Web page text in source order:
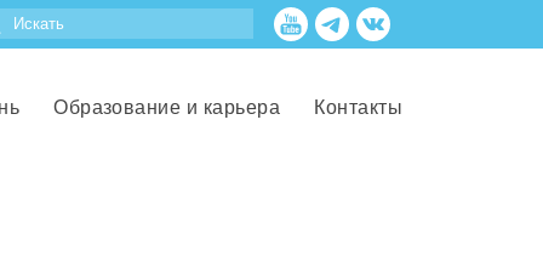
Образование и карьера Контакты